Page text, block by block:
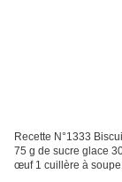
Recette N°1333
75 g de sucre glace
œuf 1 cuillère à soupe